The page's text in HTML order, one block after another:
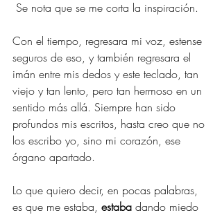
Se nota que se me corta la inspiración.
Con el tiempo, regresara mi voz, estense
seguros de eso, y también regresara el
imán entre mis dedos y este teclado, tan
viejo y tan lento, pero tan hermoso en un
sentido más allá. Siempre han sido
profundos mis escritos, hasta creo que no
los escribo yo, sino mi corazón, ese
órgano apartado.
Lo que quiero decir, en pocas palabras,
es que me estaba, estaba dando miedo